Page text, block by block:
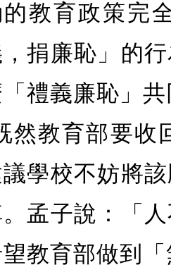
教育政策完
捐廉恥」的
禮義廉恥」
然教育部要收
學校不妨將
孟子說：「
教育部做到